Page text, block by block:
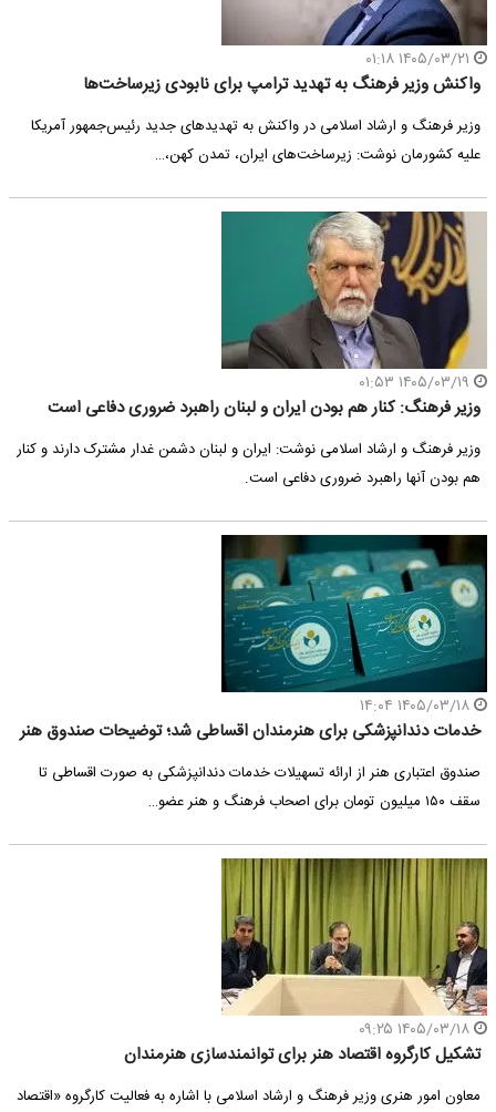
واکنش وزیر فرهنگ به تهدید ترامپ برای نابودی زیرساخت‌ها
وزیر فرهنگ و ارشاد اسلامی در واکنش به تهدیدهای جدید رئیس‌جمهور آمریکا
علیه کشورمان نوشت: زیرساخت‌های ایران، تمدن کهن،…
وزیر فرهنگ: کنار هم بودن ایران و لبنان راهبرد ضروری دفاعی است
وزیر فرهنگ و ارشاد اسلامی نوشت: ایران و لبنان دشمن غدار مشترک دارند و کنار
هم بودن آنها راهبرد ضروری دفاعی است.
خدمات دندانپزشکی برای هنرمندان اقساطی شد؛ توضیحات صندوق هنر
صندوق اعتباری هنر از ارائه تسهیلات خدمات دندانپزشکی به صورت اقساطی تا
سقف ۱۵۰ میلیون تومان برای اصحاب فرهنگ و هنر عضو…
تشکیل کارگروه اقتصاد هنر برای توانمندسازی هنرمندان
معاون امور هنری وزیر فرهنگ و ارشاد اسلامی با اشاره به فعالیت کارگروه «اقتصاد